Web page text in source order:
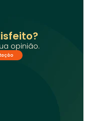
opinião.